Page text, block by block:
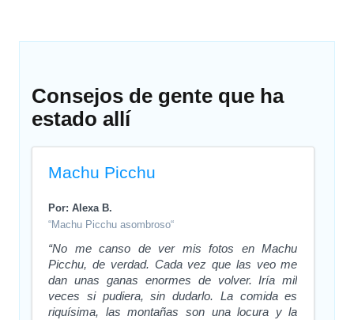
Consejos de gente que ha
estado allí
Machu Picchu
Por: Alexa B.
“Machu Picchu asombroso“
“No me canso de ver mis fotos en Machu
Picchu, de verdad. Cada vez que las veo me
dan unas ganas enormes de volver. Iría mil
veces si pudiera, sin dudarlo. La comida es
riquísima, las montañas son una locura y la